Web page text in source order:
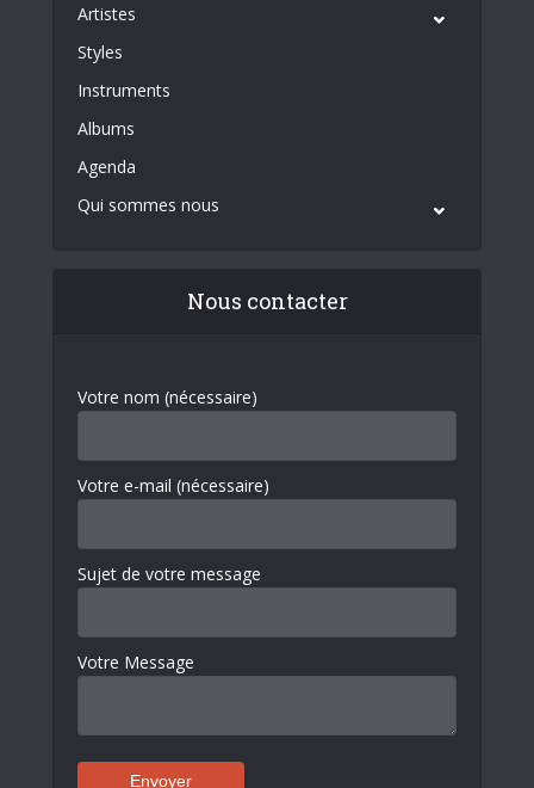
Artistes
Styles
Instruments
Albums
Agenda
Qui sommes nous
Nous contacter
Votre nom (nécessaire)
Votre e-mail (nécessaire)
Sujet de votre message
Votre Message